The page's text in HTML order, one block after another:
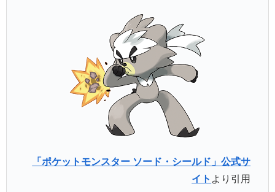
「ポケットモンスター ソード・シールド」公式サ
イト より引用